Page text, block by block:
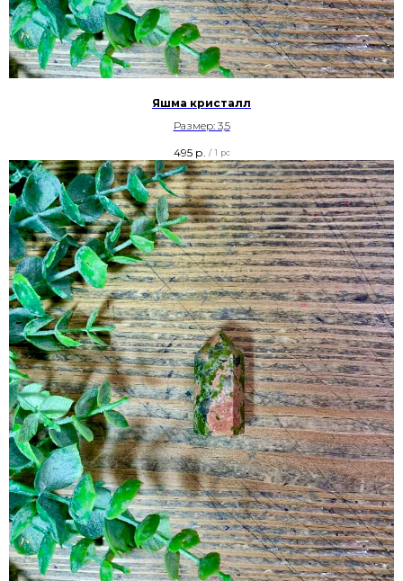
Яшма кристалл
Размер: 3,5
495 р. / 1 pc